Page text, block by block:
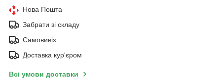
Нова Пошта
Забрати зі складу
Самовивіз
Доставка кур'єром
Всі умови доставки